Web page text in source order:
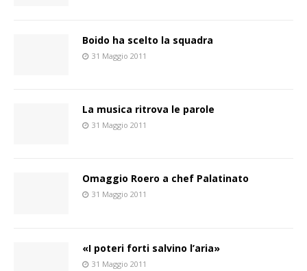
Boido ha scelto la squadra
31 Maggio 2011
La musica ritrova le parole
31 Maggio 2011
Omaggio Roero a chef Palatinato
31 Maggio 2011
«I poteri forti salvino l’aria»
31 Maggio 2011